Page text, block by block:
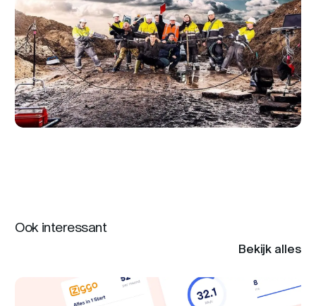
Ook interessant
Bekijk alles